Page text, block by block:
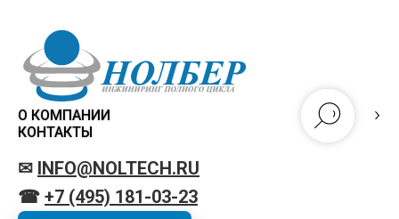
О КОМПАНИИ
КОНТАКТЫ
✉ INFO@NOLTECH.RU
☎ +7 (495) 181-03-23